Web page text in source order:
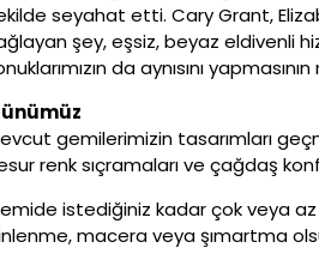
seyahat etti. Cary Grant,
şey, eşsiz, beyaz eldivenli
da aynısını
gemilerimizin tasarımları
renk sıçramaları ve çağdaş
istediğiniz kadar çok veya
macera veya şımartma